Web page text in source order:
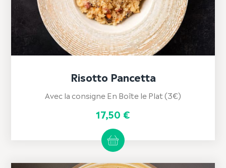
Risotto Pancetta
Avec la consigne En Boîte le Plat (3€)
17,50 €